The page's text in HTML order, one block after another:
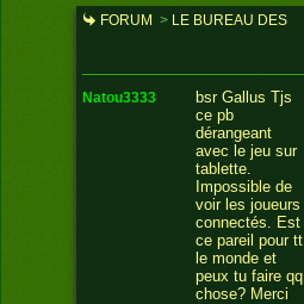
FORUM > LE BUREAU DES
natou3333
bsr Gallus Tjs
ce pb
dérangeant
avec le jeu sur
tablette.
Impossible de
voir les joueurs
connectés. Est
ce pareil pour tt
le monde et
peux tu faire qq
chose? Merci